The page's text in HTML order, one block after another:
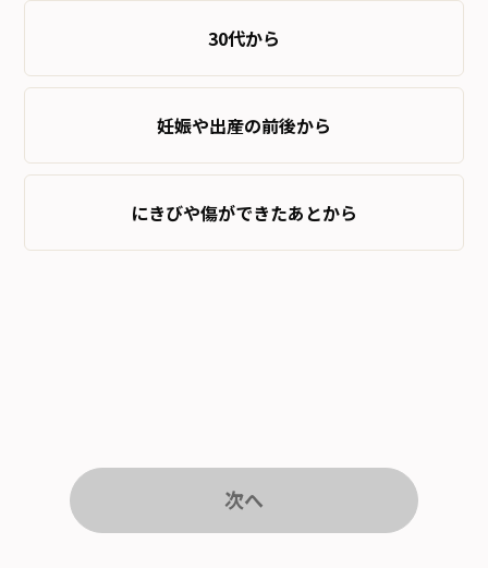
30代から
妊娠や出産の前後から
にきびや傷ができたあとから
次へ